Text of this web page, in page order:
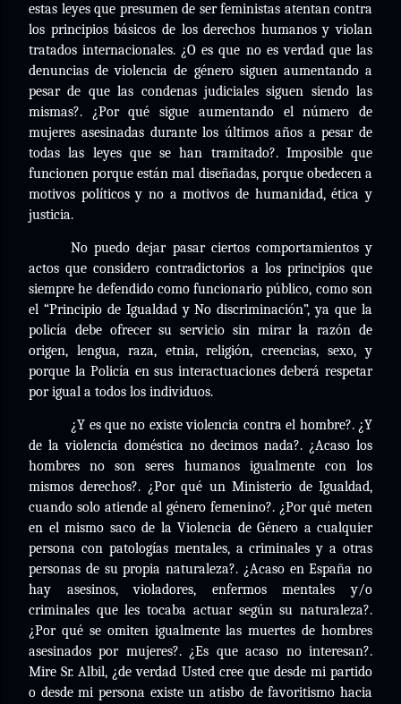
estas leyes que presumen de ser feministas atentan contra
los principios básicos de los derechos humanos y violan
tratados internacionales. ¿O es que no es verdad que las
denuncias de violencia de género siguen aumentando a
pesar de que las condenas judiciales siguen siendo las
mismas?. ¿Por qué sigue aumentando el número de
mujeres asesinadas durante los últimos años a pesar de
todas las leyes que se han tramitado?. Imposible que
funcionen porque están mal diseñadas, porque obedecen a
motivos políticos y no a motivos de humanidad, ética y
justicia.
No puedo dejar pasar ciertos comportamientos y
actos que considero contradictorios a los principios que
siempre he defendido como funcionario público, como son
el “Principio de Igualdad y No discriminación”, ya que la
policía debe ofrecer su servicio sin mirar la razón de
origen, lengua, raza, etnia, religión, creencias, sexo, y
porque la Policía en sus interactuaciones deberá respetar
por igual a todos los individuos.
¿Y es que no existe violencia contra el hombre?. ¿Y
de la violencia doméstica no decimos nada?. ¿Acaso los
hombres no son seres humanos igualmente con los
mismos derechos?. ¿Por qué un Ministerio de Igualdad,
cuando solo atiende al género femenino?. ¿Por qué meten
en el mismo saco de la Violencia de Género a cualquier
persona con patologías mentales, a criminales y a otras
personas de su propia naturaleza?. ¿Acaso en España no
hay asesinos, violadores, enfermos mentales y/o
criminales que les tocaba actuar según su naturaleza?.
¿Por qué se omiten igualmente las muertes de hombres
asesinados por mujeres?. ¿Es que acaso no interesan?.
Mire Sr. Albil, ¿de verdad Usted cree que desde mi partido
o desde mi persona existe un atisbo de favoritismo hacia